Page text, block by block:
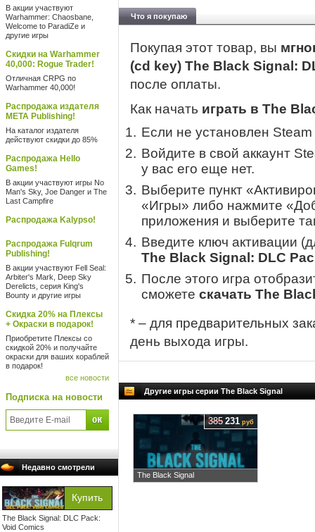
В акции участвуют
Warhammer: Chaosbane,
Welcome to ParadiZe и
другие игры
Скидки на Warhammer
40,000: Rogue Trader!
Отличная CRPG по
Warhammer 40,000!
Распродажа издателя
META Publishing!
На каталог издателя
действуют скидки до 85%
Распродажа Hello
Games!
В акции участвуют игры No
Man's Sky, Joe Danger и The
Last Campfire
Распродажа Kalypso!
Распродажа Fulqrum
Publishing!
В акции участвуют Fell Seal:
Arbiter's Mark, Deep Sky
Derelicts, серия King's
Bounty и другие игры
Скидка 20% на Плексы
+ Окраски в подарок!
Приобретите Плексы со
скидкой 20% и получайте
окраски для ваших кораблей
в подарок!
все новости
Подписка на новости
Недавно смотрели
The Black Signal: DLC Pack:
Void Comics
Что я покупаю
Покупая этот товар, вы
(cd key) The Black Signal:
после оплаты.
Как начать играть в The
Если не установлен
Войдите в свой аккаунт
у вас его еще нет.
Выберите пункт
«Игры» либо нажмите
приложения и выберите
Введите ключ активации
The Black Signal: DLC
После этого игра
сможете скачать The
* – для предварительных
день выхода игры.
Другие игры серии The Black Signal
The Black Signal
385 231 руб